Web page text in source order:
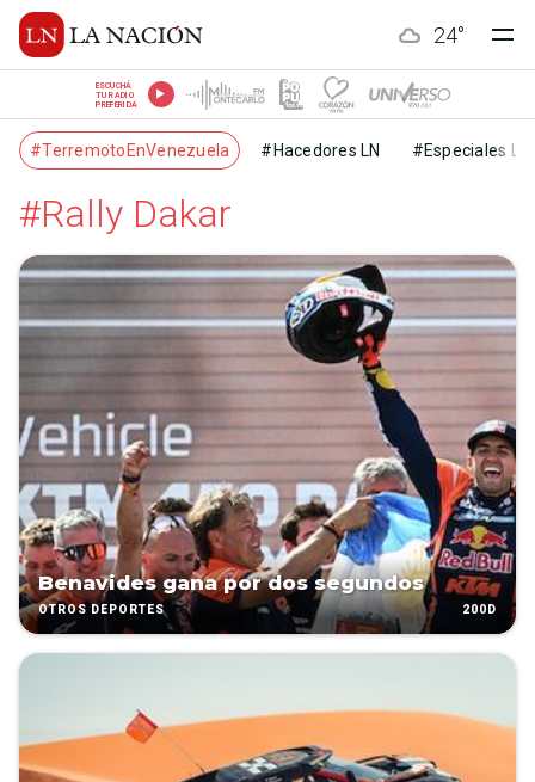
24°
ESCUCHÁ
TU RADIO
PREFERIDA
#TerremotoEnVenezuela #Hacedores LN #Especiales LN
#Rally Dakar
Benavides gana por dos segundos
OTROS DEPORTES 200D